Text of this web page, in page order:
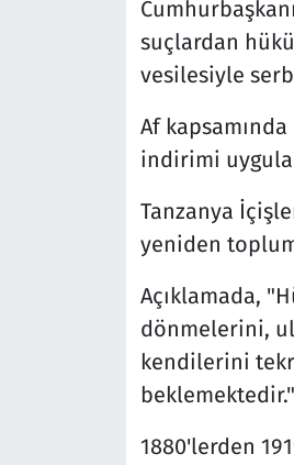
suçlardan
vesilesiyle
Af
indirimi
Tanzanya
yeniden
Açıklamada,
dönmelerini,
kendilerini
1880'lerden